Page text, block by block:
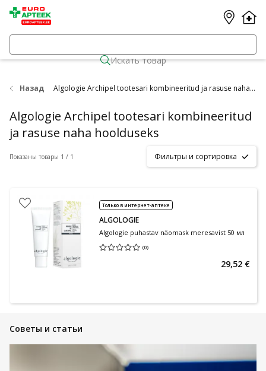
Искать товар
Назад Algologie Archipel tootesari kombineeritud ja rasuse naha hoolduseks
Algologie Archipel tootesari kombineeritud
ja rasuse naha hoolduseks
Показаны товары 1 / 1 Фильтры и сортировка
Только в интернет-аптеке
ALGOLOGIE
Algologie puhastav näomask meresavist 50 мл
(0)
Средняя оценка 0.00
29,52 €
Советы и статьи